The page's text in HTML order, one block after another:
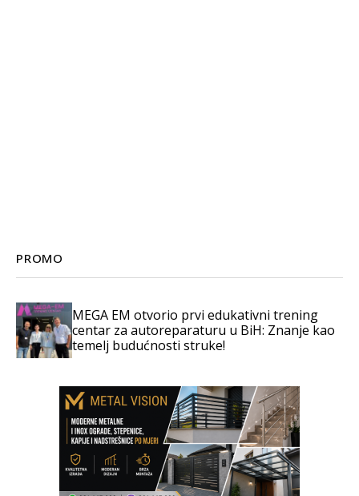
PROMO
MEGA EM otvorio prvi edukativni trening
centar za autoreparaturu u BiH: Znanje kao
temelj budućnosti struke!